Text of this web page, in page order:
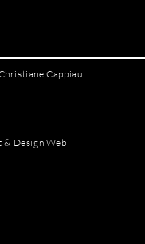
Cappiau
Design Web